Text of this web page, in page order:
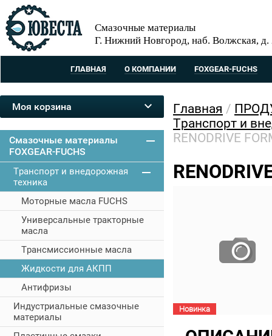
Смазочные материалы
Г. Нижний Новгород, наб. Волжская, д.
ГЛАВНАЯ О КОМПАНИИ FOXGEAR-FUCHS
Моя корзина
Смазочные материалы
FOXGEAR-FUCHS
Транспорт и внедорожная
техника
Моторные масла FUCHS
Универсальные тракторные
масла
Трансмиссионные масла
Жидкости для АКПП
Антифризы
Индустриальные смазочные
материалы
Главная /
Транспорт и
RENODRIVE
Новинка